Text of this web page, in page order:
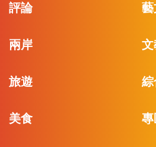
評論 藝
兩岸 文
旅遊 綜
美食 專